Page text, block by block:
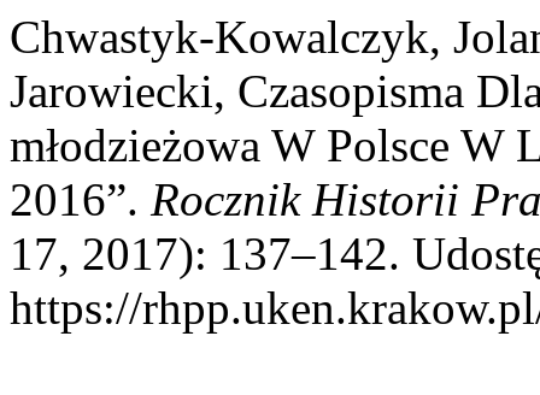
Chwastyk-Kowalczyk,
Jarowiecki, Czasopisma
młodzieżowa W Polsce W
2016”. Rocznik Historii
17, 2017): 137–142.
https://